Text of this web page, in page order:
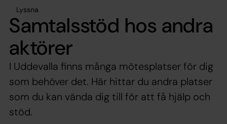
Lyssna
Samtalsstöd hos andra
aktörer
I Uddevalla finns många mötesplatser för dig
som behöver det. Här hittar du andra platser
som du kan vända dig till för att få hjälp och
stöd.